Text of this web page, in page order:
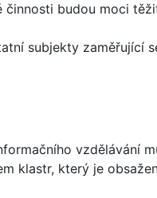
budou moci
subjekty zaměřující
vzdělávání
klastr, který je